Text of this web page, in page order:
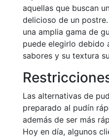
aquellas que buscan
delicioso de un
una amplia gama de
puede elegirlo debido
sabores y su textura
Las alternativas de
preparado al pudín
además de ser más
Hoy en día, algunos